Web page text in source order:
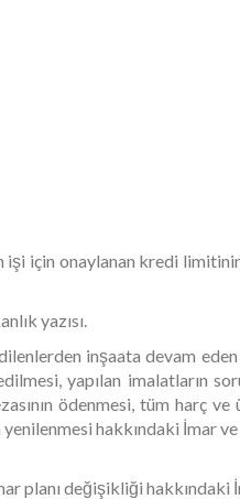
için onaylanan kredi
yazısı.
inşaata devam
yapılan imalatların
ödenmesi, tüm harç
hakkındaki İmar
planı değişikliği hakkındaki